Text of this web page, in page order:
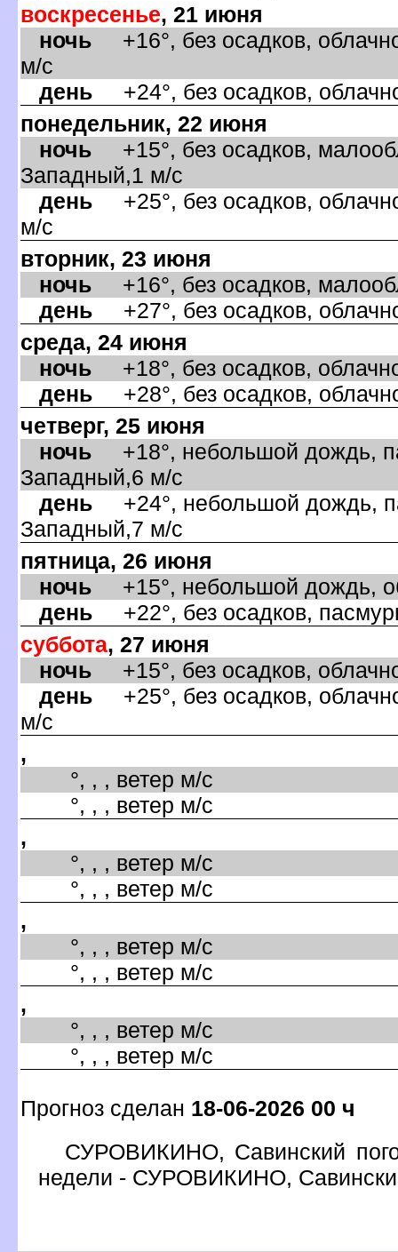
оскресенье, 21 июня
ночь +16°, без осадков,
м/с
день +24°, без осадков,
понедельник, 22 июня
ночь +15°, без осадков,
Западный,1 м/с
день +25°, без осадков,
м/с
торник, 23 июня
ночь +16°, без осадков,
день +27°, без осадков,
среда, 24 июня
ночь +18°, без осадков,
день +28°, без осадков,
четверг, 25 июня
ночь +18°, небольшой дождь,
Западный,6 м/с
день +24°, небольшой дождь,
Западный,7 м/с
пятница, 26 июня
ночь +15°, небольшой дождь,
день +22°, без осадков,
суббота, 27 июня
ночь +15°, без осадков,
день +25°, без осадков,
м/с
,
°, , , ветер м/с
°, , , ветер м/с
,
°, , , ветер м/с
°, , , ветер м/с
,
°, , , ветер м/с
°, , , ветер м/с
,
°, , , ветер м/с
°, , , ветер м/с
Прогноз сделан 18-06-2026 00 ч
СУРОВИКИНО, Савинский
недели - СУРОВИКИНО,